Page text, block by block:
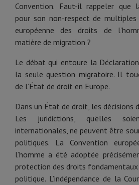
Convention. Faut-il rappeler que
pour son non-respect de multiples
européenne des droits de
matière de migration ?
Le débat qui entoure la Déclaration
la seule question migratoire. Il
de l’État de droit en Europe.
Dans un État de droit, les décisions
Les juridictions, qu’elles
internationales, ne peuvent être
politiques. La Convention
l’homme a été adoptée
protection des droits
politique. L’indépendance de la